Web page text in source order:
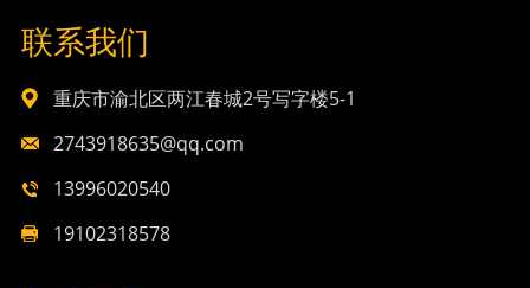
联系我们
重庆市渝北区两江春城2号写字楼5-1
2743918635@qq.com
13996020540
19102318578